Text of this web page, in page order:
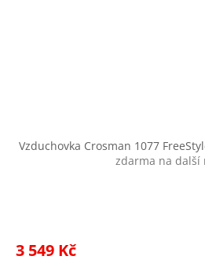
Vzduchovka Crosman 1077
zdarma na další
3 549 Kč